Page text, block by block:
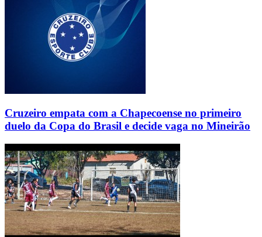
Cruzeiro empata com a Chapecoense no primeiro
duelo da Copa do Brasil e decide vaga no Mineirão